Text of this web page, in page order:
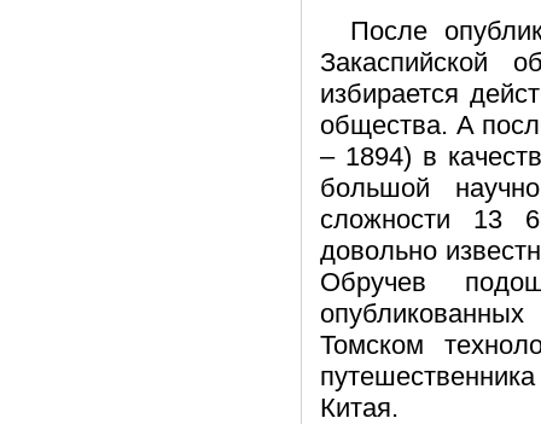
После
Закаспийской
избирается
общества. А
– 1894) в
большой
сложности 13
довольно
Обручев
Томском
Китая.